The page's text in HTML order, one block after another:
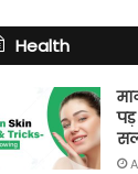
Health
पड़